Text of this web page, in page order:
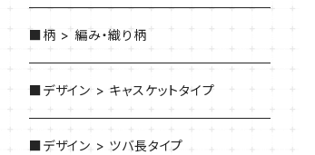
■柄 > 編み・織り柄
■デザイン > キャスケットタイプ
■デザイン > ツバ長タイプ